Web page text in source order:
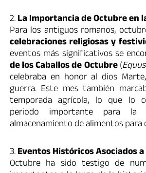
2.La Importancia de Octubre en
Para los antiguos romanos,
celebraciones religiosas y
eventos más significativos se
de los Caballos de Octubre(
celebraba en honor al dios
guerra. Este mes también
temporada agrícola, lo que lo
periodo importante para
almacenamiento de alimentos para
3.Eventos Históricos Asociados
Octubre ha sido testigo de